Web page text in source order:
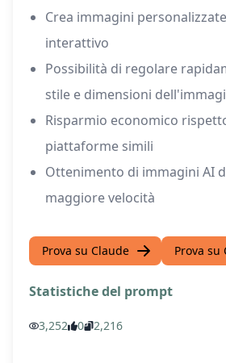
Crea immagini
interattivo
Possibilità di regolare
stile e dimensioni
Risparmio economico
piattaforme simili
Ottenimento di immagini AI
maggiore velocità
Prova su Claude Prova su
Statistiche del prompt
3,252 0 2,216